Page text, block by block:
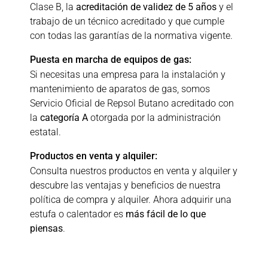
Clase B, la acreditación de validez de 5 años y el
trabajo de un técnico acreditado y que cumple
con todas las garantías de la normativa vigente.
Puesta en marcha de equipos de gas:
Si necesitas una empresa para la instalación y
mantenimiento de aparatos de gas, somos
Servicio Oficial de Repsol Butano acreditado con
la categoría A otorgada por la administración
estatal.
Productos en venta y alquiler:
Consulta nuestros productos en venta y alquiler y
descubre las ventajas y beneficios de nuestra
política de compra y alquiler. Ahora adquirir una
estufa o calentador es más fácil de lo que
piensas.